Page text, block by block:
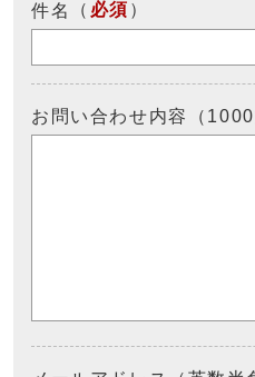
件名 （ 必須 ）
お問い合わせ内容（1000